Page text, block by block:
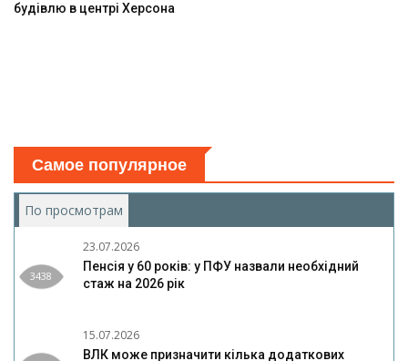
будівлю в центрі Херсона
Самое популярное
По просмотрам
3438
23.07.2026
Пенсія у 60 років: у ПФУ назвали необхідний
стаж на 2026 рік
15.07.2026
ВЛК може призначити кілька додаткових